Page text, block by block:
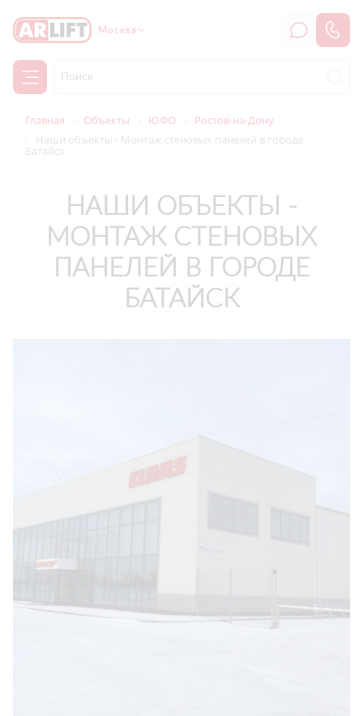
Москва
Главная Объекты ЮФО
Ростов-на-Дону
Наши объекты - Монтаж стеновых панелей в городе
Батайск
НАШИ ОБЪЕКТЫ -
МОНТАЖ СТЕНОВЫХ
ПАНЕЛЕЙ В ГОРОДЕ
БАТАЙСК